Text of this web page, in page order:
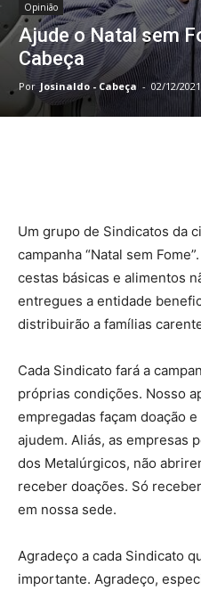
Opinião
Ajude o Natal sem
Cabeça
Por Josinaldo - Cabeça - 02/12/2021
Um grupo de Sindicatos da
campanha “Natal sem
cestas básicas e alimentos
entregues a entidade
distribuirão a famílias
Cada Sindicato fará a
próprias condições. Nosso
empregadas façam doação
ajudem. Aliás, as empresas
dos Metalúrgicos, não
receber doações. Só
em nossa sede.
Agradeço a cada Sindicato
importante. Agradeço,